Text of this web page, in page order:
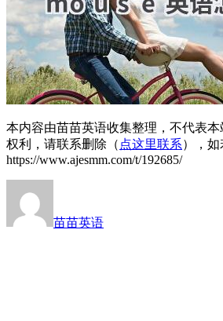
本内容由苗苗英语收集整理，不代表
权利，请联系删除（ 点这里联系），如
https://www.ajesmm.com/t/192685/
苗苗英语